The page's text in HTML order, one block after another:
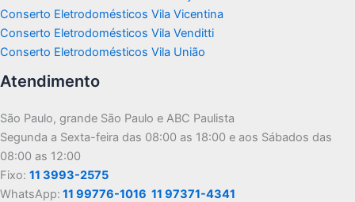
Conserto Eletrodomésticos Vila Vicentina
Conserto Eletrodomésticos Vila Venditti
Conserto Eletrodomésticos Vila União
Atendimento
São Paulo, grande São Paulo e ABC Paulista
Segunda a Sexta-feira das 08:00 as 18:00 e aos Sábados das
08:00 as 12:00
Fixo: 11 3993-2575
WhatsApp: 11 99776-1016 11 97371-4341